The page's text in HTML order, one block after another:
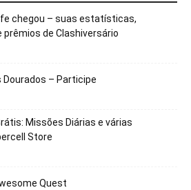
chegou – suas estatísticas,
de Clashiversário
Dourados – Participe
Missões Diárias e várias
Store
Quest